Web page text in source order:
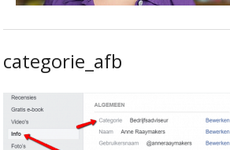
categorie_afb